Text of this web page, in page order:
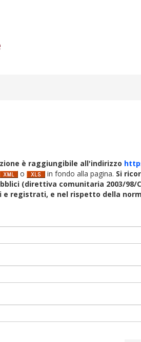
è raggiungibile all'indirizzo
o in fondo alla pagina. Si
(direttiva comunitaria 2003/98/
registrati, e nel rispetto della